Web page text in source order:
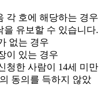
각 호에 해당하는 경우
을 유보할 수 있습니다.
없는 경우
이 있는 경우
청한 사람이 14세 미만
동의를 득하지 않았